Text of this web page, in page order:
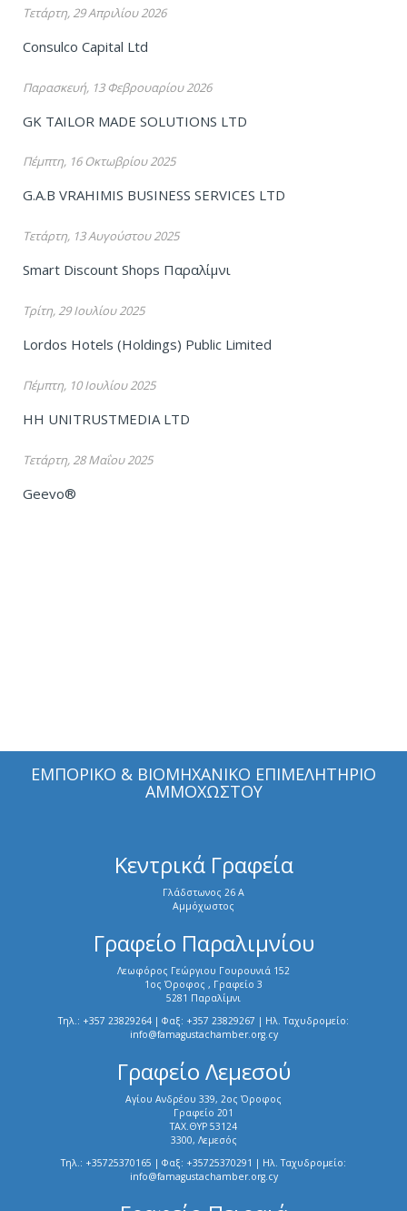
Τετάρτη, 29 Απριλίου 2026
Consulco Capital Ltd
Παρασκευή, 13 Φεβρουαρίου 2026
GK TAILOR MADE SOLUTIONS LTD
Πέμπτη, 16 Οκτωβρίου 2025
G.A.B VRAHIMIS BUSINESS SERVICES LTD
Τετάρτη, 13 Αυγούστου 2025
Smart Discount Shops Παραλίμνι
Τρίτη, 29 Ιουλίου 2025
Lordos Hotels (Holdings) Public Limited
Πέμπτη, 10 Ιουλίου 2025
HH UNITRUSTMEDIA LTD
Τετάρτη, 28 Μαΐου 2025
Geevo®
ΕΜΠΟΡΙΚΟ & ΒΙΟΜΗΧΑΝΙΚΟ ΕΠΙΜΕΛΗΤΗΡΙΟ
ΑΜΜΟΧΩΣΤΟΥ
Κεντρικά Γραφεία
Γλάδστωνος 26 Α
Αμμόχωστος
Γραφείο Παραλιμνίου
Λεωφόρος Γεώργιου Γουρουνιά 152
1ος Όροφος , Γραφείο 3
5281 Παραλίμνι
Τηλ.: +357 23829264 | Φαξ: +357 23829267 | Ηλ. Ταχυδρομείο:
info@famagustachamber.org.cy
Γραφείο Λεμεσού
Αγίου Ανδρέου 339, 2ος Όροφος
Γραφείο 201
ΤΑΧ.ΘΥΡ 53124
3300, Λεμεσός
Τηλ.: +35725370165 | Φαξ: +35725370291 | Ηλ. Ταχυδρομείο:
info@famagustachamber.org.cy